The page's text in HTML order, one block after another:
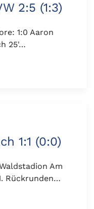
2:5 (1:3)
1:0 Aaron
25'…
1:1 (0:0)
Am
Rückrunden…